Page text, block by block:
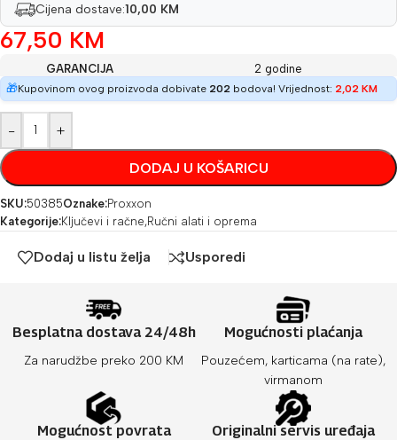
Cijena dostave:10,00 KM
67,50 KM
GARANCIJA
2 godine
🎁Kupovinom ovog proizvoda dobivate 202 bodova! Vrijednost: 2,02 KM
- +
DODAJ U KOŠARICU
SKU:50385Oznake:Proxxon
Kategorije:Ključevi i račne,Ručni alati i oprema
Dodaj u listu želja Usporedi
Besplatna dostava 24/48h
Za narudžbe preko 200 KM
Mogućnosti plaćanja
Pouzećem, karticama (na rate),
virmanom
Mogućnost povrata
Originalni servis uređaja